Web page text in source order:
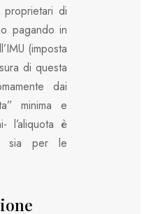
di
pagando in
(imposta
di questa
dai
minima e
l’aliquota è
sia per le